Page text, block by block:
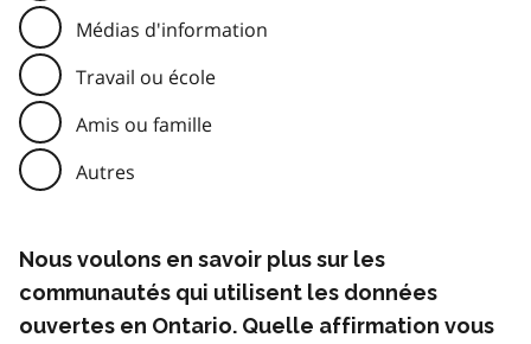
Médias d'information
Travail ou école
Amis ou famille
Autres
Nous voulons en savoir plus sur les
communautés qui utilisent les données
ouvertes en Ontario. Quelle affirmation vous